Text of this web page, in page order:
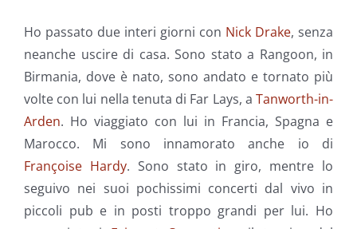
Ho passato due interi giorni con Nick Drake, senza
neanche uscire di casa. Sono stato a Rangoon, in
Birmania, dove è nato, sono andato e tornato più
volte con lui nella tenuta di Far Lays, a Tanworth-in-
Arden. Ho viaggiato con lui in Francia, Spagna e
Marocco. Mi sono innamorato anche io di
Françoise Hardy. Sono stato in giro, mentre lo
seguivo nei suoi pochissimi concerti dal vivo in
piccoli pub e in posti troppo grandi per lui. Ho